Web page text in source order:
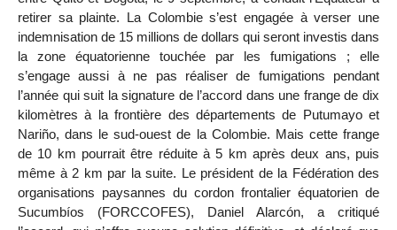
retirer sa plainte. La Colombie s’est engagée à verser une
indemnisation de 15 millions de dollars qui seront investis dans
la zone équatorienne touchée par les fumigations ; elle
s’engage aussi à ne pas réaliser de fumigations pendant
l’année qui suit la signature de l’accord dans une frange de dix
kilomètres à la frontière des départements de Putumayo et
Nariño, dans le sud-ouest de la Colombie. Mais cette frange
de 10 km pourrait être réduite à 5 km après deux ans, puis
même à 2 km par la suite. Le président de la Fédération des
organisations paysannes du cordon frontalier équatorien de
Sucumbíos (FORCCOFES), Daniel Alarcón, a critiqué